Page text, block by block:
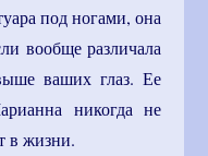
под ногами, она
вообще различала
ваших глаз. Ее
никогда не
в жизни.